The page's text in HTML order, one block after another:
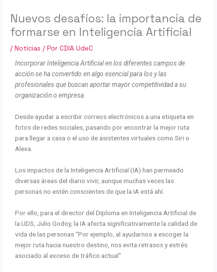
Nuevos desafíos: la importancia de
formarse en Inteligencia Artificial
/Noticias / PorCDIA UdeC
Incorporar Inteligencia Artificial en los diferentes campos de
acción se ha convertido en algo esencial para los y las
profesionales que buscan aportar mayor competitividad a su
organización o empresa.
Desde ayudar a escribir correos electrónicos a una etiqueta en
fotos de redes sociales, pasando por encontrar la mejor ruta
para llegar a casa o el uso de asistentes virtuales como Siri o
Alexa.
Los impactos de la Inteligencia Artificial (IA) han permeado
diversas áreas del diario vivir, aunque muchas veces las
personas no estén conscientes de que la IA está ahí.
Por ello, para el director del Diploma en Inteligencia Artificial de
la UDS, Julio Godoy, la IA afecta significativamente la calidad de
vida de las personas “Por ejemplo, al ayudarnos a escoger la
mejor ruta hacia nuestro destino, nos evita retrasos y estrés
asociado al exceso de tráfico actual”.